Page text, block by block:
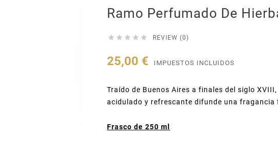
Ramo Perfumado De
     REVIEW (0)
25,00 € IMPUESTOS INCLUIDOS
Traído de Buenos Aires a finales del siglo
acidulado y refrescante difunde una
Frasco de 250 ml